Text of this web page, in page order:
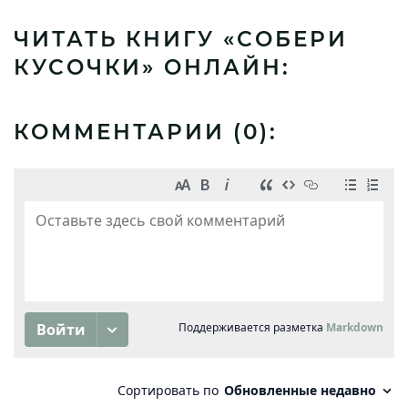
ЧИТАТЬ КНИГУ «СОБЕРИ
КУСОЧКИ» ОНЛАЙН:
КОММЕНТАРИИ (0):